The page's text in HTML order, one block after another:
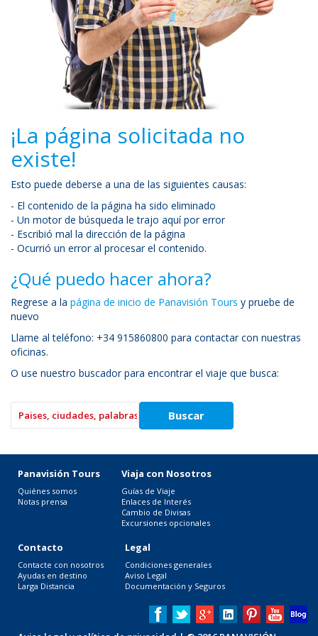
¡La página solicitada no
existe!
Esto puede deberse a una de las siguientes causas:
- El contenido de la página ha sido eliminado
- Un motor de búsqueda le trajo aquí por error
- Escribió mal la dirección de la página
- Ocurrió un error al procesar el contenido.
¿Qué puedo hacer ahora?
Regrese a la página de inicio de Panavisión Tours y pruebe de
nuevo
Llame al teléfono: +34 915860800 para contactar con nuestras
oficinas.
O use nuestro buscador para encontrar el viaje que busca:
Panavisión Tours
Quiénes somos
Notas prensa
Viaja con Nosotros
Guías de Viaje
Enlaces de Interés
Cambio de Divisas
Excursiones opcionales
Contacto
Contacte con nosotros
Ayudas en destino
Larga Distancia
Legal
Condiciones generales
Aviso Legal
Documentación y Seguros